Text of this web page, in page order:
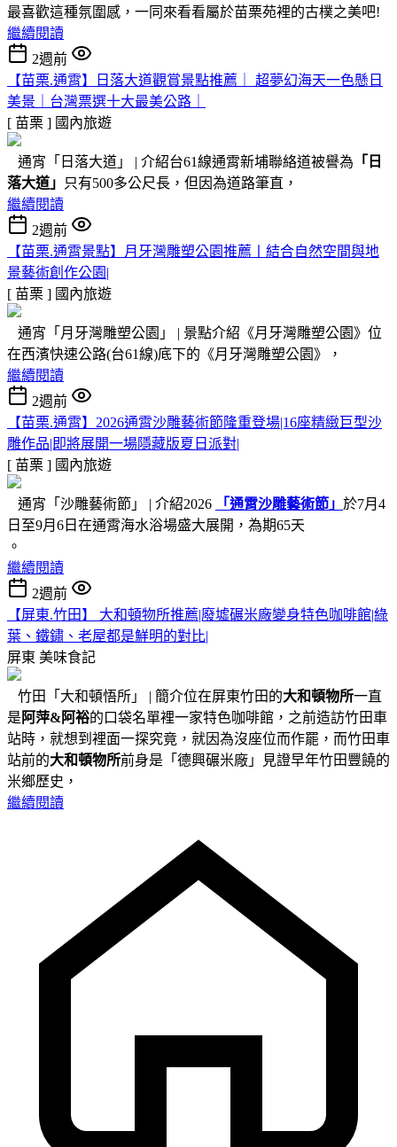
最喜歡這種氛圍感，一同來看看屬於苗栗苑裡的古樸之美吧!
繼續閱讀
2週前
【苗栗.通霄】日落大道觀賞景點推薦｜ 超夢幻海天一色懸日
美景｜台灣票選十大最美公路｜
[ 苗栗 ] 國內旅遊
通宵「日落大道」 | 介紹台61線通霄新埔聯絡道被譽為 「日
落大道」
只有500多公尺長，但因為道路筆直，
繼續閱讀
2週前
【苗栗.通霄景點】月牙灣雕塑公園推薦〡結合自然空間與地
景藝術創作公園|
[ 苗栗 ] 國內旅遊
通宵「月牙灣雕塑公園」 | 景點介紹《月牙灣雕塑公園》位
在西濱快速公路(台61線)底下的《月牙灣雕塑公園》，
繼續閱讀
2週前
【苗栗.通霄】2026通霄沙雕藝術節隆重登場|16座精緻巨型沙
雕作品|即將展開一場隱藏版夏日派對|
[ 苗栗 ] 國內旅遊
通宵「沙雕藝術節」 | 介紹2026 「通霄沙雕藝術節」 於7月4
日至9月6日在通霄海水浴場盛大展開，為期65天
。
繼續閱讀
2週前
【屏東.竹田】 大和頓物所推薦|廢墟碾米廠變身特色咖啡館|綠
葉、鐵鏽、老屋都是鮮明的對比|
屏東 美味食記
竹田「大和頓悟所」 | 簡介位在屏東竹田的大和頓物所一直
是 阿萍&阿裕的口袋名單裡一家特色咖啡館，之前造訪竹田車
站時，就想到裡面一探究竟，就因為沒座位而作罷，而竹田車
站前的大和頓物所前身是「德興碾米廠」見證早年竹田豐饒的
米鄉歷史，
繼續閱讀